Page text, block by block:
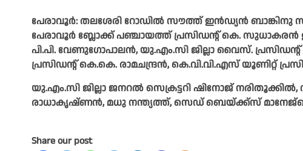
പേരാവൂർ: തലശേരി റോഡിൽ സൗത്ത് ഇൻഡ്യൻ ബാങ്കിനു
പേരാവൂർ ബ്ലോക്ക് പഞ്ചായത്ത് പ്രസിഡന്റ് കെ. സുധാകരൻ
പി.പി. വേണുഗോപാലൻ, യു.എം.സി ജില്ലാ വൈസ്.
പ്രസിഡന്റ് കെ.കെ. രാമചന്ദ്രൻ, കെ.വി.വി.എസ് യൂണിറ്റ്
യു.എം.സി ജില്ലാ ജനറൽ സെക്രട്ടറി ഷിനോജ്
രാധാകൃഷ്ണൻ, മധു നന്ത്യത്ത്, സെഡ് ബെയ്ക്ക്‌സ്
Share our post